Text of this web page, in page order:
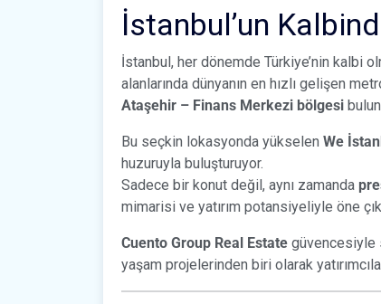
İstanbul’un
İstanbul, her dönemde Türkiye’nin kalbi
alanlarında dünyanın en hızlı gelişen
Ataşehir – Finans Merkezi bölgesi
Bu seçkin lokasyonda yükselen We
huzuruyla buluşturuyor.
Sadece bir konut değil, aynı zamanda
mimarisi ve yatırım potansiyeliyle öne
Cuento Group Real Estate güvencesiyle
yaşam projelerinden biri olarak